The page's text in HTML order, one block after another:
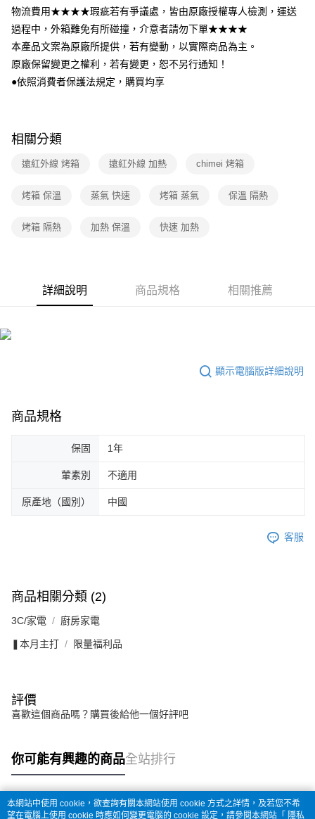
物流費用★★★★瑕疵若有爭議處，皆由原廠授權專人檢測，運送
過程中，外箱難免有所碰撞，介意者請勿下單★★★★
本產品文案為原廠所提供，若有變動，以實際商品為主。
原廠保留變更之權利，若有變更，恕不另行通知！
●依照消費者保護法規定，購買均享
相關分類
遠紅外線 烤箱 遠紅外線 加熱 chimei 烤箱
烤箱 保溫 蒸氣 快速 烤箱 蒸氣 保溫 隔熱
烤箱 隔熱 加熱 保溫 快速 加熱
詳細說明 商品規格 相關推薦
顯示電腦版詳細說明
商品規格
保固 1年
葷素別 不適用
原產地（國別） 中國
客服
商品相關分類 (2)
3C/家電 廚房家電
❚本月主打 限量福利品
評價
喜歡這個商品嗎？購買後給他一個好評吧
你可能有興趣的商品全站排行
熱門標籤
本網站中使用 cookie，欲查詢有關本網站使用 cookie 方式之詳情，及若您不希
望在電腦上使用 cookie 時應如何變更電腦的 cookie 設定，請參閱本網站「 隱私